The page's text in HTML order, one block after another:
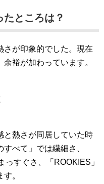
ところは？
さが印象的でした。現在
裕が加わっています。
と熱さが同居していた時
べて」では繊細さ、
っすぐさ、「ROOKIES」
。